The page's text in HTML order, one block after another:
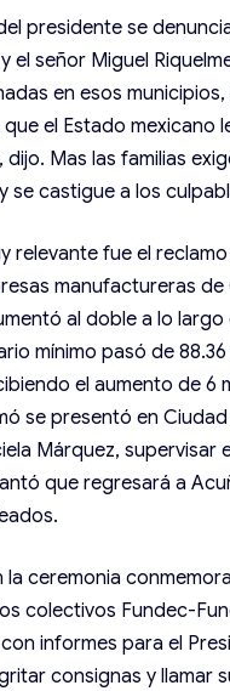
presidente se
el señor Miguel
en esos
el Estado mexicano
Mas las familias
se castigue a los
relevante fue el
manufactureras
al doble a lo
mínimo pasó de
el aumento de 6
se presentó en
Márquez, supervisar
que regresará a
la ceremonia
colectivos Fundec-
informes para el
consignas y llamar